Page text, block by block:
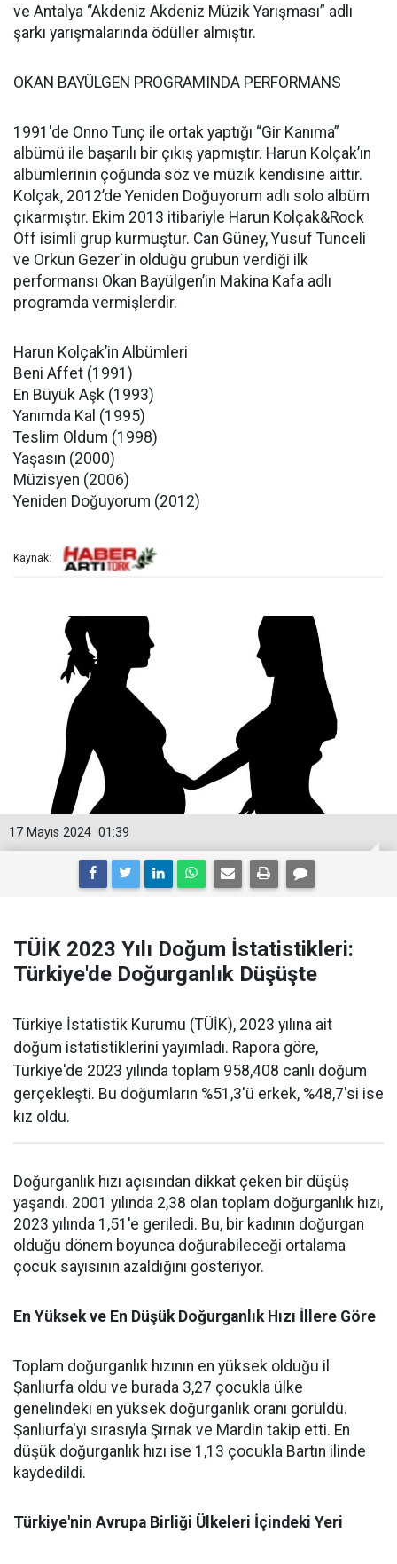
ve Antalya “Akdeniz Akdeniz Müzik Yarışması” adlı
şarkı yarışmalarında ödüller almıştır.
OKAN BAYÜLGEN PROGRAMINDA PERFORMANS
1991'de Onno Tunç ile ortak yaptığı “Gir Kanıma”
albümü ile başarılı bir çıkış yapmıştır. Harun Kolçak’ın
albümlerinin çoğunda söz ve müzik kendisine aittir.
Kolçak, 2012’de Yeniden Doğuyorum adlı solo albüm
çıkarmıştır. Ekim 2013 itibariyle Harun Kolçak&Rock
Off isimli grup kurmuştur. Can Güney, Yusuf Tunceli
ve Orkun Gezer`in olduğu grubun verdiği ilk
performansı Okan Bayülgen’in Makina Kafa adlı
programda vermişlerdir.
Harun Kolçak’in Albümleri
Beni Affet (1991)
En Büyük Aşk (1993)
Yanımda Kal (1995)
Teslim Oldum (1998)
Yaşasın (2000)
Müzisyen (2006)
Yeniden Doğuyorum (2012)
Kaynak:
01:39
17 Mayıs 2024
TÜİK 2023 Yılı Doğum İstatistikleri:
Türkiye'de Doğurganlık Düşüşte
Türkiye İstatistik Kurumu (TÜİK), 2023 yılına ait
doğum istatistiklerini yayımladı. Rapora göre,
Türkiye'de 2023 yılında toplam 958,408 canlı doğum
gerçekleşti. Bu doğumların %51,3'ü erkek, %48,7'si ise
kız oldu.
Doğurganlık hızı açısından dikkat çeken bir düşüş
yaşandı. 2001 yılında 2,38 olan toplam doğurganlık hızı,
2023 yılında 1,51'e geriledi. Bu, bir kadının doğurgan
olduğu dönem boyunca doğurabileceği ortalama
çocuk sayısının azaldığını gösteriyor.
En Yüksek ve En Düşük Doğurganlık Hızı İllere Göre
Toplam doğurganlık hızının en yüksek olduğu il
Şanlıurfa oldu ve burada 3,27 çocukla ülke
genelindeki en yüksek doğurganlık oranı görüldü.
Şanlıurfa'yı sırasıyla Şırnak ve Mardin takip etti. En
düşük doğurganlık hızı ise 1,13 çocukla Bartın ilinde
kaydedildi.
Türkiye'nin Avrupa Birliği Ülkeleri İçindeki Yeri